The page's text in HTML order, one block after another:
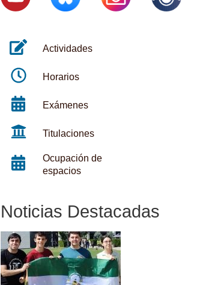
Actividades
Horarios
Exámenes
Titulaciones
Ocupación de
espacios
Noticias Destacadas